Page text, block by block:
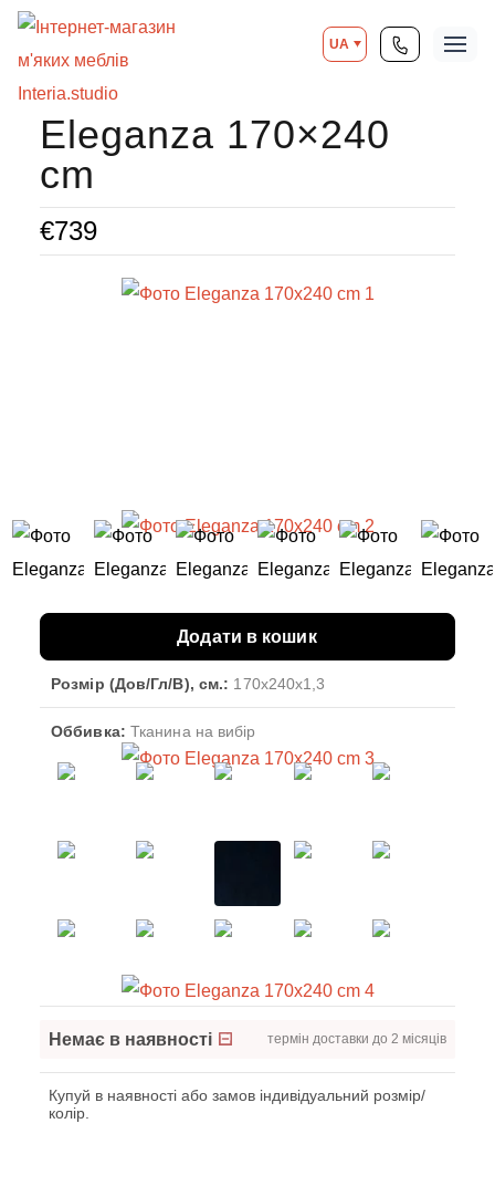
UA
Eleganza 170×240
cm
€739
Розмір (Дов/Гл/В), см.: 170x240x1,3
Оббивка: Тканина на вибір
Немає в наявності термін доставки до 2 місяців
Купуй в наявності або замов індивідуальний розмір/
колір.
Додати в кошик